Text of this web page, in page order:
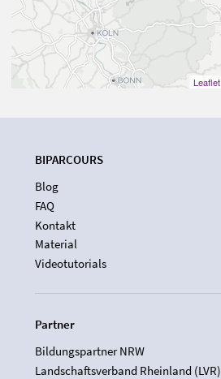
Leaflet
BIPARCOURS
Blog
FAQ
Kontakt
Material
Videotutorials
Partner
Bildungspartner NRW
Landschaftsverband Rheinland (LVR)